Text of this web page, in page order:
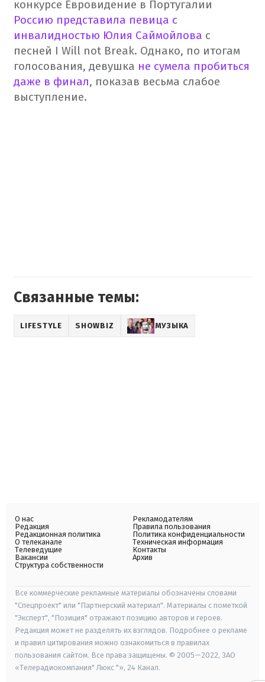
конкурсе Евровидение в Португалии
Россию представила певица с
инвалидностью Юлия Саймойлова с
песней I Will not Break. Однако, по итогам
голосования, девушка не сумела пробиться
даже в финал, показав весьма слабое
выступление.
Связанные темы:
LIFESTYLE SHOWBIZ МУЗЫКА
О нас
Редакция
Редакционная политика
О телеканале
Телеведущие
Вакансии
Структура собственности
Рекламодателям
Правила пользования
Политика конфиденциальности
Техническая информация
Контакты
Архив
Все коммерческие рекламные материалы обозначены словами
"Спецпроект" или "Партнерский материал". Материалы с пометкой
"Эксперт", "Позиция" отражают позицию авторов и героев.
Редакция может не разделять их взглядов. Подробнее о рекламе
и правил цитирования можно ознакомиться в правилах
пользования сайтом. Все права защищены. © 2005—2022, ЗАО
«Телерадиокомпания" Люкс "», 24 Канал.